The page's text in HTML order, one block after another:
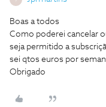
Boas a todos
Como poderei cancelar
seja permitido a
sei qtos euros por
Obrigado